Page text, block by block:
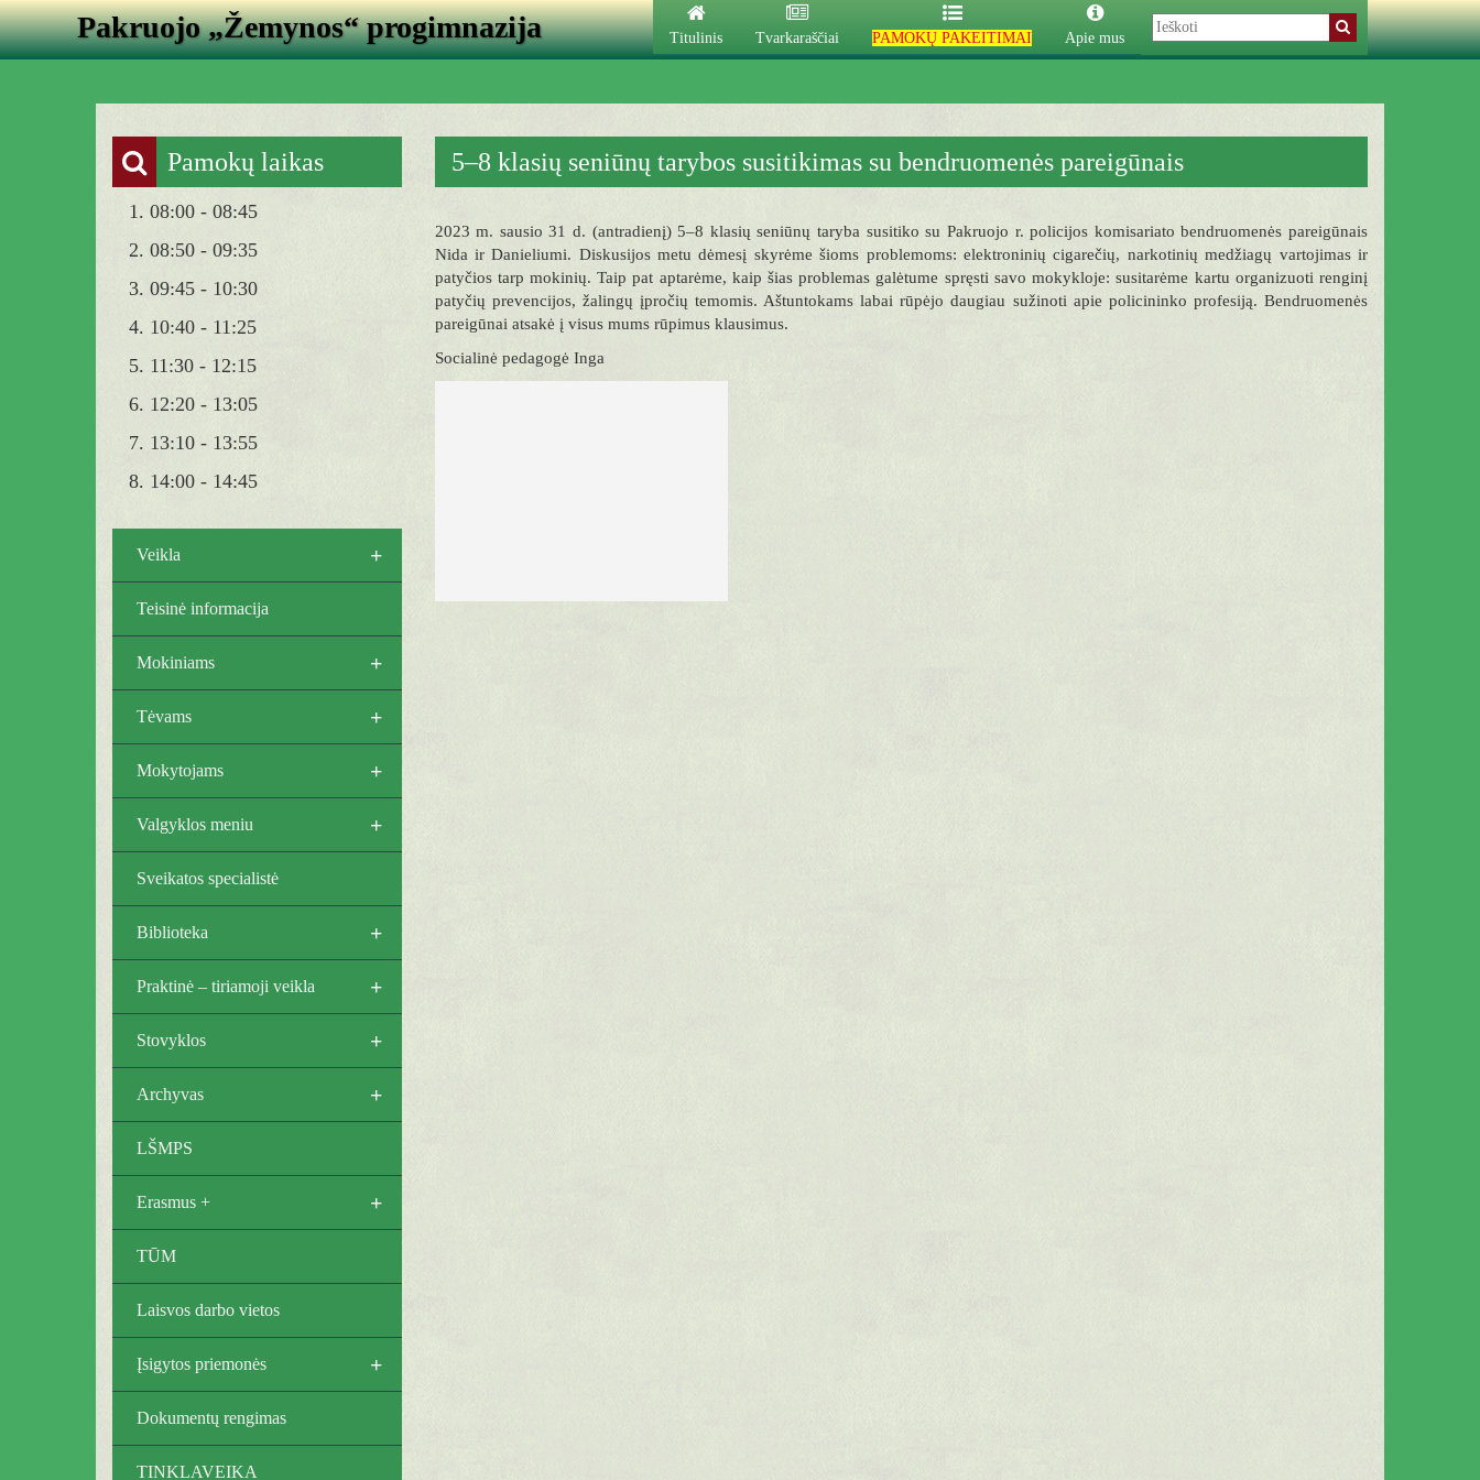
Titulinis Tvarkaraščiai PAMOKŲ PAKEITIMAI Apie mus
Pakruojo „Žemynos“ progimnazija
Pamokų laikas
1. 08:00 - 08:45
2. 08:50 - 09:35
3. 09:45 - 10:30
4. 10:40 - 11:25
5. 11:30 - 12:15
6. 12:20 - 13:05
7. 13:10 - 13:55
8. 14:00 - 14:45
+
Veikla
Teisinė informacija
+
Mokiniams
+
Tėvams
+
Mokytojams
+
Valgyklos meniu
Sveikatos specialistė
+
Biblioteka
+
Praktinė – tiriamoji veikla
+
Stovyklos
+
Archyvas
LŠMPS
+
Erasmus +
TŪM
Laisvos darbo vietos
+
Įsigytos priemonės
Dokumentų rengimas
TINKLAVEIKA
5–8 klasių seniūnų tarybos susitikimas su bendruomenės pareigūnais
2023 m. sausio 31 d. (antradienį) 5–8 klasių seniūnų taryba susitiko su Pakruojo r. policijos komisariato bendruomenės pareigūnais
Nida ir Danieliumi. Diskusijos metu dėmesį skyrėme šioms problemoms: elektroninių cigarečių, narkotinių medžiagų vartojimas ir
patyčios tarp mokinių. Taip pat aptarėme, kaip šias problemas galėtume spręsti savo mokykloje: susitarėme kartu organizuoti renginį
patyčių prevencijos, žalingų įpročių temomis. Aštuntokams labai rūpėjo daugiau sužinoti apie policininko profesiją. Bendruomenės
pareigūnai atsakė į visus mums rūpimus klausimus.
Socialinė pedagogė Inga